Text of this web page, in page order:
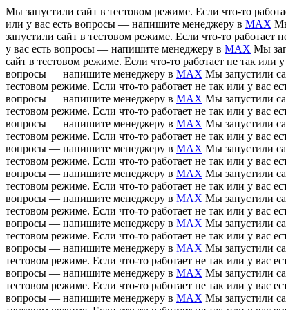
Мы запустили сайт в тестовом режиме. Если что-то
или у вас есть вопросы — напишите менеджеру в MAX
запустили сайт в тестовом режиме. Если что-то
у вас есть вопросы — напишите менеджеру в MAX Мы
сайт в тестовом режиме. Если что-то работает не так
вопросы — напишите менеджеру в MAX Мы запустили
тестовом режиме. Если что-то работает не так или у вас
вопросы — напишите менеджеру в MAX Мы запустили
тестовом режиме. Если что-то работает не так или у вас
вопросы — напишите менеджеру в MAX Мы запустили
тестовом режиме. Если что-то работает не так или у вас
вопросы — напишите менеджеру в MAX Мы запустили
тестовом режиме. Если что-то работает не так или у вас
вопросы — напишите менеджеру в MAX Мы запустили
тестовом режиме. Если что-то работает не так или у вас
вопросы — напишите менеджеру в MAX Мы запустили
тестовом режиме. Если что-то работает не так или у вас
вопросы — напишите менеджеру в MAX Мы запустили
тестовом режиме. Если что-то работает не так или у вас
вопросы — напишите менеджеру в MAX Мы запустили
тестовом режиме. Если что-то работает не так или у вас
вопросы — напишите менеджеру в MAX Мы запустили
тестовом режиме. Если что-то работает не так или у вас
вопросы — напишите менеджеру в MAX Мы запустили